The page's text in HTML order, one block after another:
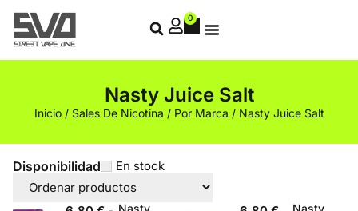
0
Nasty Juice Salt
Inicio/ Sales De Nicotina / Por Marca / Nasty Juice Salt
Disponibilidad En stock
Nasty
Nasty